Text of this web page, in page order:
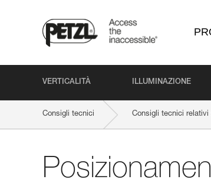
VERTICALITÀ ILLUMINAZIONE
Consigli tecnici Consigli tecnici relativi